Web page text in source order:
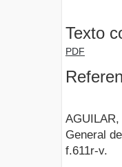
Texto
PDF
General
f.611r-v.